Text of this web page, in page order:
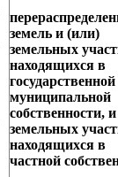
земель и (или)
земельных
находящихся в
муниципальной
собственности, и
земельных
находящихся в
частной